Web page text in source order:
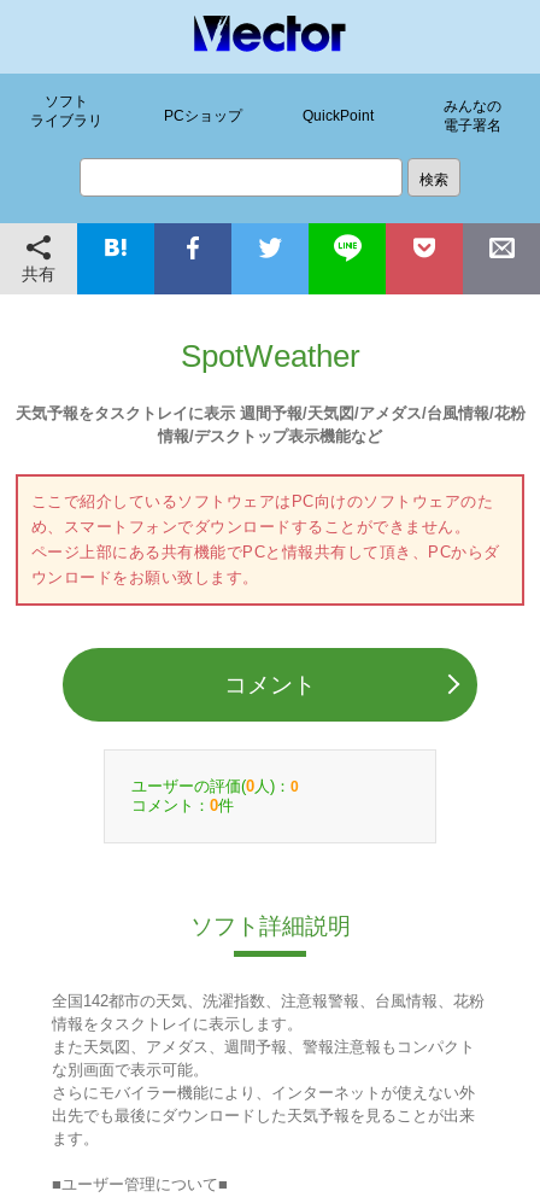
ソフト
ライブラリ
PCショップ QuickPoint
みんなの
電子署名
共有
SpotWeather
天気予報をタスクトレイに表示 週間予報/天気図/アメダス/台風情報/花粉
情報/デスクトップ表示機能など
ここで紹介しているソフトウェアはPC向けのソフトウェアのた
め、スマートフォンでダウンロードすることができません。
ページ上部にある共有機能でPCと情報共有して頂き、PCからダ
ウンロードをお願い致します。
コメント
ユーザーの評価(0 人)： 0
コメント： 0件
ソフト詳細説明
全国142都市の天気、洗濯指数、注意報警報、台風情報、花粉
情報をタスクトレイに表示します。
また天気図、アメダス、週間予報、警報注意報もコンパクト
な別画面で表示可能。
さらにモバイラー機能により、インターネットが使えない外
出先でも最後にダウンロードした天気予報を見ることが出来
ます。
■ユーザー管理について■